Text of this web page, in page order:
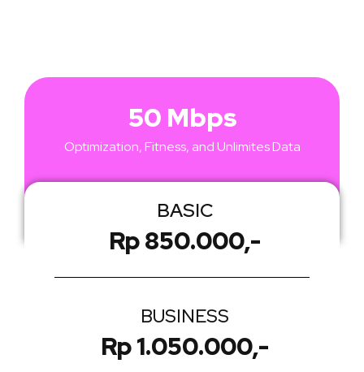
50 Mbps​
Optimization, Fitness, and Unlimites Data
BASIC
Rp 850.000,-
BUSINESS
Rp 1.050.000,-